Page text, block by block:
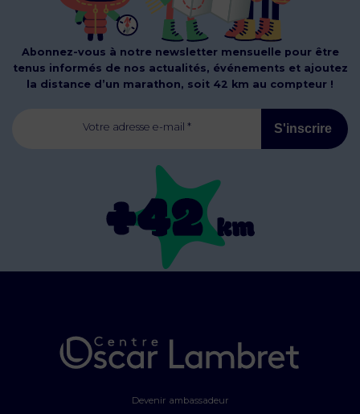
Abonnez-vous à notre newsletter mensuelle pour être
tenus informés de nos actualités, événements et ajoutez
la distance d’un marathon, soit 42 km au compteur !
Votre adresse e-mail * S'inscrire
Devenir ambassadeur